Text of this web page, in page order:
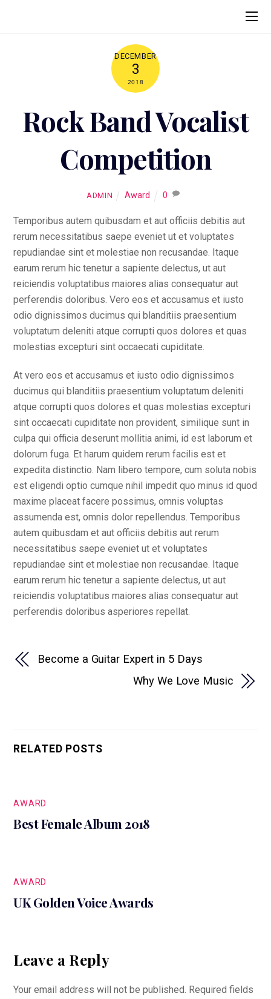
DECEMBER
3
2018
Rock Band Vocalist
Competition
ADMIN Award 0
Temporibus autem quibusdam et aut officiis debitis aut
rerum necessitatibus saepe eveniet ut et voluptates
repudiandae sint et molestiae non recusandae. Itaque
earum rerum hic tenetur a sapiente delectus, ut aut
reiciendis voluptatibus maiores alias consequatur aut
perferendis doloribus. Vero eos et accusamus et iusto
odio dignissimos ducimus qui blanditiis praesentium
voluptatum deleniti atque corrupti quos dolores et quas
molestias excepturi sint occaecati cupiditate.
At vero eos et accusamus et iusto odio dignissimos
ducimus qui blanditiis praesentium voluptatum deleniti
atque corrupti quos dolores et quas molestias excepturi
sint occaecati cupiditate non provident, similique sunt in
culpa qui officia deserunt mollitia animi, id est laborum et
dolorum fuga. Et harum quidem rerum facilis est et
expedita distinctio. Nam libero tempore, cum soluta nobis
est eligendi optio cumque nihil impedit quo minus id quod
maxime placeat facere possimus, omnis voluptas
assumenda est, omnis dolor repellendus. Temporibus
autem quibusdam et aut officiis debitis aut rerum
necessitatibus saepe eveniet ut et voluptates
repudiandae sint et molestiae non recusandae. Itaque
earum rerum hic tenetur a sapiente delectus, ut aut
reiciendis voluptatibus maiores alias consequatur aut
perferendis doloribus asperiores repellat.
Become a Guitar Expert in 5 Days
Why We Love Music
RELATED POSTS
AWARD
Best Female Album 2018
AWARD
UK Golden Voice Awards
Leave a Reply
Your email address will not be published. Required fields